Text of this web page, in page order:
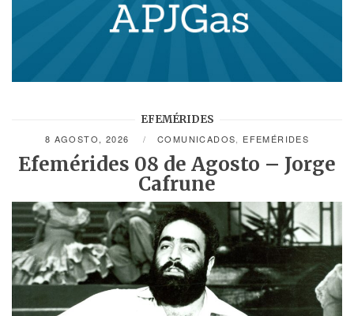
EFEMÉRIDES
8 AGOSTO, 2026 COMUNICADOS, EFEMÉRIDES
Efemérides 08 de Agosto – Jorge
Cafrune